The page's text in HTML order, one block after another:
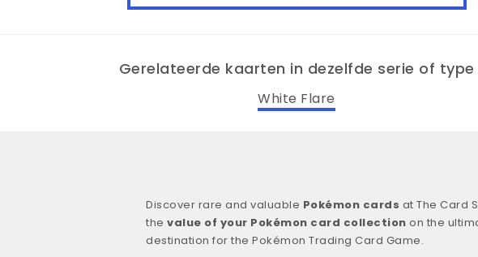
Gerelateerde kaarten in dezelfde serie of type
White Flare
Discover rare and valuable Pokémon cards at The Card
the value of your Pokémon card collection on the
destination for the Pokémon Trading Card Game.